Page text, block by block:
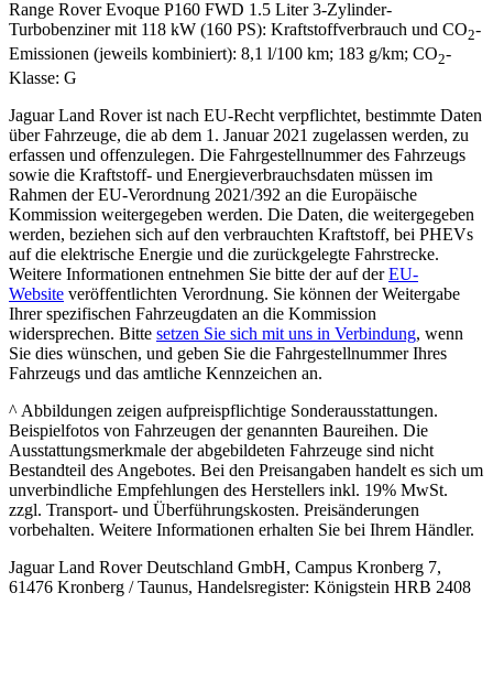
Range Rover Evoque P160 FWD 1.5 Liter 3-Zylinder-
Turbobenziner mit 118 kW (160 PS): Kraftstoffverbrauch und CO2-
Emissionen (jeweils kombiniert): 8,1 l/100 km; 183 g/km; CO2-
Klasse: G
Jaguar Land Rover ist nach EU-Recht verpflichtet, bestimmte Daten
über Fahrzeuge, die ab dem 1. Januar 2021 zugelassen werden, zu
erfassen und offenzulegen. Die Fahrgestellnummer des Fahrzeugs
sowie die Kraftstoff- und Energieverbrauchsdaten müssen im
Rahmen der EU-Verordnung 2021/392 an die Europäische
Kommission weitergegeben werden. Die Daten, die weitergegeben
werden, beziehen sich auf den verbrauchten Kraftstoff, bei PHEVs
auf die elektrische Energie und die zurückgelegte Fahrstrecke.
Weitere Informationen entnehmen Sie bitte der auf derEU-
Website veröffentlichten Verordnung. Sie können der Weitergabe
Ihrer spezifischen Fahrzeugdaten an die Kommission
widersprechen. Bitte setzen Sie sich mit uns in Verbindung, wenn
Sie dies wünschen, und geben Sie die Fahrgestellnummer Ihres
Fahrzeugs und das amtliche Kennzeichen an.
^ Abbildungen zeigen aufpreispflichtige Sonderausstattungen.
Beispielfotos von Fahrzeugen der genannten Baureihen. Die
Ausstattungsmerkmale der abgebildeten Fahrzeuge sind nicht
Bestandteil des Angebotes. Bei den Preisangaben handelt es sich um
unverbindliche Empfehlungen des Herstellers inkl. 19% MwSt.
zzgl. Transport- und Überführungskosten. Preisänderungen
vorbehalten. Weitere Informationen erhalten Sie bei Ihrem Händler.
Jaguar Land Rover Deutschland GmbH, Campus Kronberg 7,
61476 Kronberg / Taunus, Handelsregister: Königstein HRB 2408